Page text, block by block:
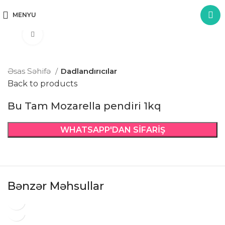
MENYU
Əsas Səhifə
Dadlandırıcılar
Back to products
Bu Tam Mozarella pendiri 1kq
WHATSAPP'DAN SIFARIŞ
Bənzər Məhsullar